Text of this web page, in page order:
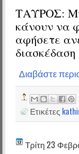
ΤΑΥΡΟΣ:
κάνουν να
αφήσετε
Διαβάστε
Ετικέτες
Τρίτη 23